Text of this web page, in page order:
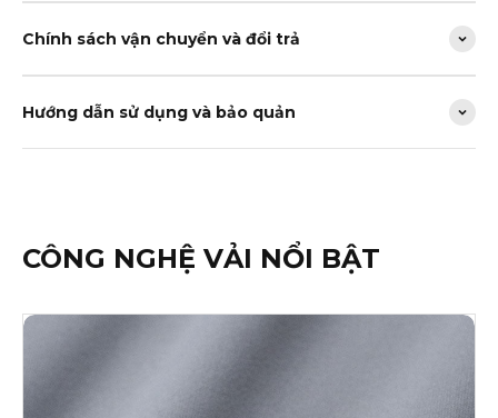
Chính sách vận chuyển và đổi trả
Hướng dẫn sử dụng và bảo quản
CÔNG NGHỆ VẢI NỔI BẬT